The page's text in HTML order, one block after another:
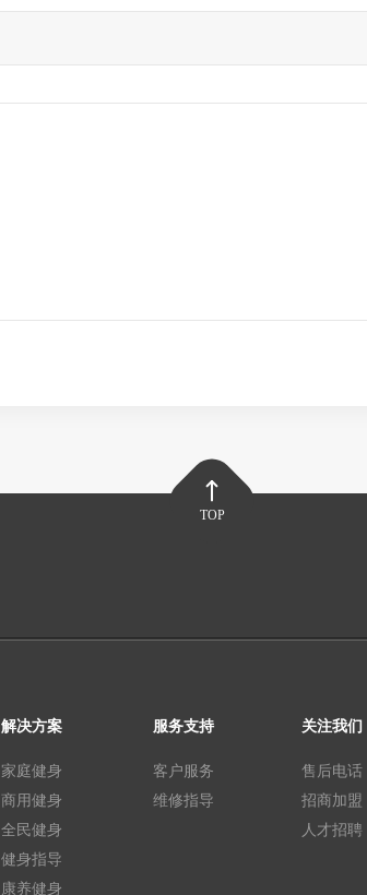
TOP
解决方案
家庭健身
商用健身
全民健身
健身指导
康养健身
服务支持
客户服务
维修指导
关注我们
售后电话
招商加盟
人才招聘